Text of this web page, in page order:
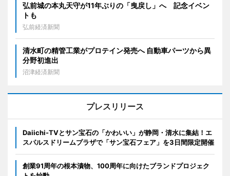
弘前城の本丸天守が11年ぶりの「曳戻し」へ 記念イベン
トも
弘前経済新聞
清水町の精管工業がプロテイン発売へ 自動車パーツから異
分野初進出
沼津経済新聞
プレスリリース
Daiichi-TVとサン宝石の「かわいい」が静岡・清水に集結！エ
スパルスドリームプラザで「サン宝石フェア」を3日間限定開催
創業91周年の根本漬物、100周年に向けたブランドプロジェク